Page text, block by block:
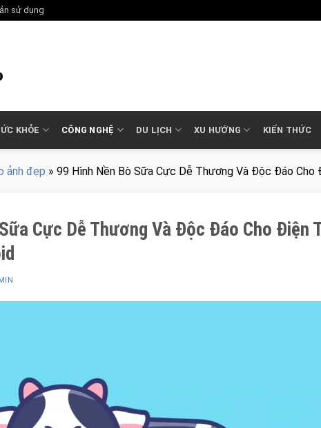
sử dụng
KHỎE CÔNG NGHỆ DU LỊCH XU HƯỚNG KIẾN THỨC
ảnh đẹp » 99 Hình Nền Bò Sữa Cực Dễ Thương Và Độc Đáo Cho
Cực Dễ Thương Và Độc Đáo Cho Điện